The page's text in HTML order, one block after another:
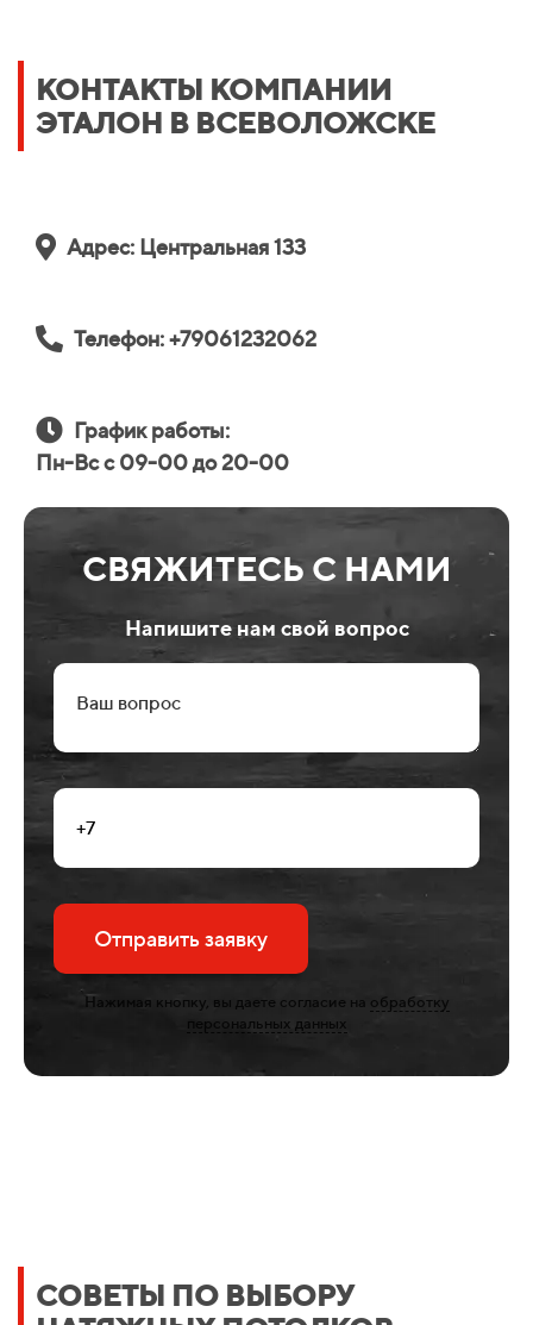
КОНТАКТЫ КОМПАНИИ
ЭТАЛОН В ВСЕВОЛОЖСКЕ
Адрес: Центральная 133
Телефон: +79061232062
График работы:
Пн-Вс с 09-00 до 20-00
СВЯЖИТЕСЬ С НАМИ
Напишите нам свой вопрос
Отправить заявку
Нажимая кнопку, вы даете согласие на обработку
персональных данных
СОВЕТЫ ПО ВЫБОРУ